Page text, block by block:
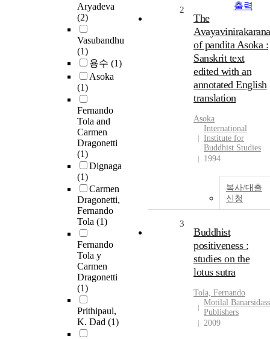
Aryadeva
(2)
Vasubandhu
(1)
용수 (1)
Asoka
(1)
Fernando
Tola and
Carmen
Dragonetti
(1)
Dignaga
(1)
Carmen
Dragonetti,
Fernando
Tola (1)
Fernando
Tola y
Carmen
Dragonetti
(1)
Prithipaul,
K. Dad (1)
출력
2
The
Avayavinirakarana
of pandita Asoka :
Sanskrit text
edited with an
annotated English
translation
Asoka
International
Institute for
Buddhist Studies
1994
복사/대출
신청
3
Buddhist
positiveness :
studies on the
lotus sutra
Tola, Fernando
Motilal Banarsidass
Publishers
2009